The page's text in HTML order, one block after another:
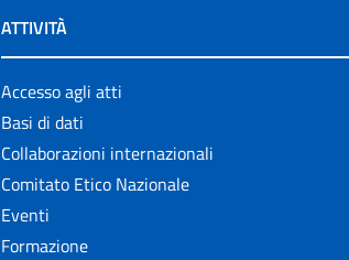
ATTIVITÀ
Accesso agli atti
Basi di dati
Collaborazioni internazionali
Comitato Etico Nazionale
Eventi
Formazione